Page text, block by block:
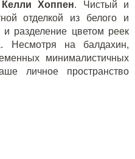
Келли Хоппен. Чистый и
отделкой из белого и
разделение цветом реек
Несмотря на балдахин,
минималистичных
личное пространство